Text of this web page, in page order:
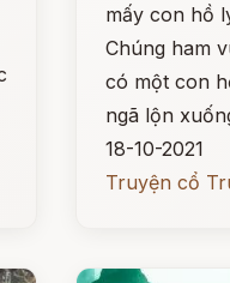
mấy con hồ
Chúng ham
có một con
ngã lộn
18-10-2021
Truyện cổ